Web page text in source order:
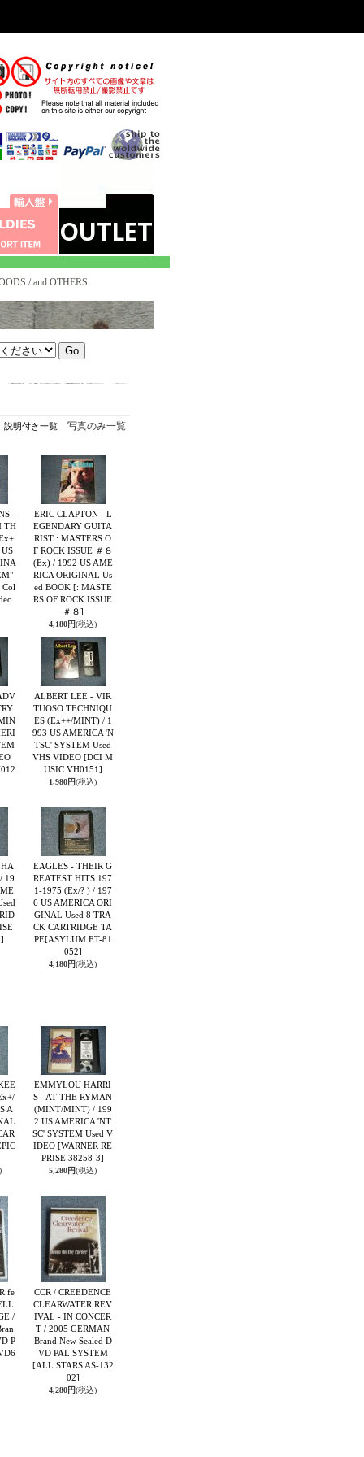
/ and OTHERS
説明付き一覧写真のみ一覧
-
TH
ERIC CLAPTON - L
EGENDARY GUITA
RIST : MASTERS O
F ROCK ISSUE ＃８
(Ex) / 1992 US AME
RICA ORIGINAL Us
ed BOOK [: MASTE
RS OF ROCK ISSUE
＃８]
4,180円(税込)
ALBERT LEE - VIR
TUOSO TECHNIQU
ES (Ex++/MINT) / 1
993 US AMERICA 'N
TSC' SYSTEM Used
VHS VIDEO [DCI M
USIC VH0151]
1,980円(税込)
19
EAGLES - THEIR G
REATEST HITS 197
1-1975 (Ex/? ) / 197
6 US AMERICA ORI
GINAL Used 8 TRA
CK CARTRIDGE TA
PE[ASYLUM ET-81
052]
4,180円(税込)
A
EMMYLOU HARRI
S - AT THE RYMAN
(MINT/MINT) / 199
2 US AMERICA 'NT
SC' SYSTEM Used V
IDEO [WARNER RE
PRISE 38258-3]
5,280円(税込)
fe
/
P
CCR / CREEDENCE
CLEARWATER REV
IVAL - IN CONCER
T / 2005 GERMAN
Brand New Sealed D
VD PAL SYSTEM
[ALL STARS AS-132
02]
4,280円(税込)